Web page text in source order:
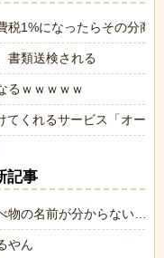
税1%になったらその分
書類送検される
るｗｗｗｗｗ
てくれるサービス「オー
記事
物の名前が分からない…
やん